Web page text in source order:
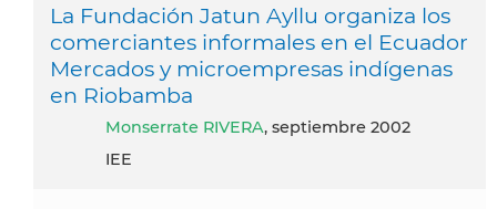
La Fundación Jatun Ayllu organiza los
comerciantes informales en el Ecuador
Mercados y microempresas indígenas
en Riobamba
Monserrate RIVERA, septiembre 2002
IEE